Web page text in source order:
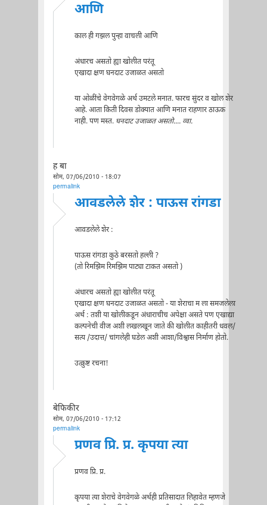
आणि
काल ही गझल पुन्हा वाचली आणि
अंधारच असतो ह्या खोलीत परंतू
एखादा क्षण घनदाट उजाळत असतो
या ओळींचे वेगवेगळे अर्थ उमटले मनात. फारच सुंदर व खोल शेर
आहे. आता किती दिवस डोक्यात आणि मनात राहणार ठाऊक
नाही. पण मस्त. घनदाट उजाळत असतो.... व्वा.
ह बा
सोम, 07/06/2010 - 18:07
permalink
आवडलेले शेर : पाऊस रांगडा
आवडलेले शेर :
पाऊस रांगडा कुठे बरसतो हल्ली ?
(तो रिमझिम रिमझिम पाट्या टाकत असतो )
अंधारच असतो ह्या खोलीत परंतू
एखादा क्षण घनदाट उजाळत असतो - या शेराचा म ला समजलेला
अर्थ : तशी या खोलीकडून अंधाराचीच अपेक्षा असते पण एखाद्या
कल्पनेची वीज अशी लखलखून जाते की खोलीत काहीतरी धवल/
सत्य /उदात्त/ चांगलेही घडेल अशी आशा/विश्वास निर्माण होतो.
उत्क्रुष्ट रचना!
बेफिकीर
सोम, 07/06/2010 - 17:12
permalink
प्रणव प्रि. प्र. कृपया त्या
प्रणव प्रि. प्र.
कृपया त्या शेराचे वेगवेगळे अर्थही प्रतिसादात लिहावेत म्हणजे